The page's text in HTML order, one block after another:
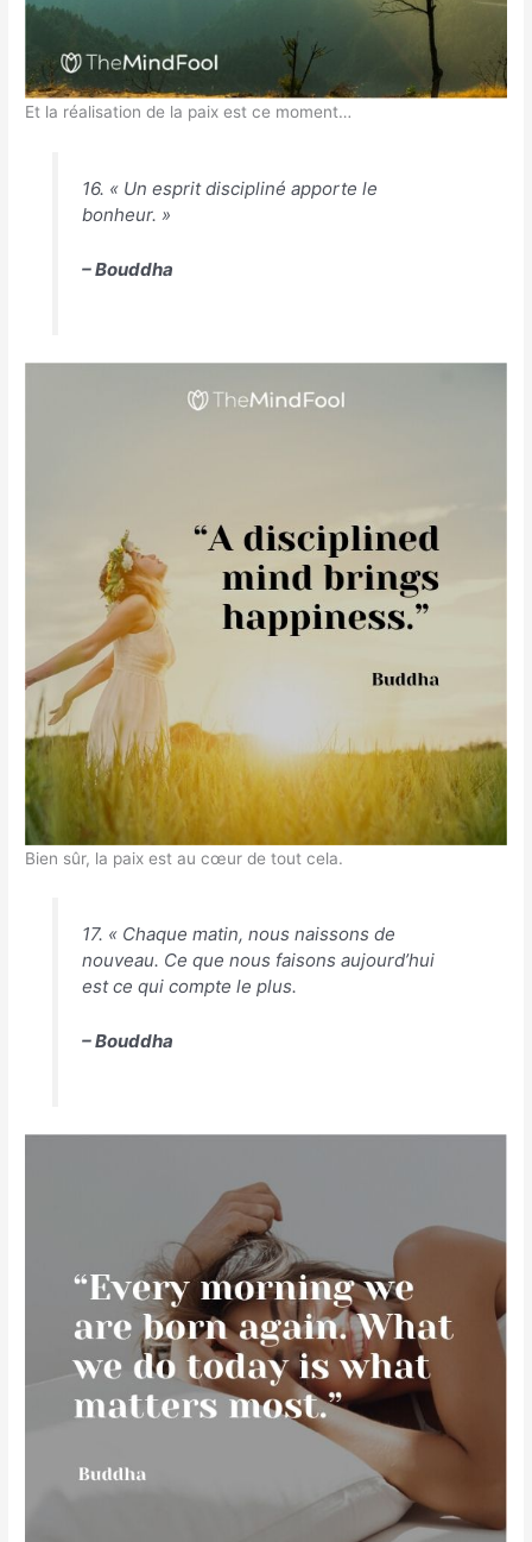
Et la réalisation de la paix est ce moment…
16. « Un esprit discipliné apporte le
bonheur. »
– Bouddha
Bien sûr, la paix est au cœur de tout cela.
17. « Chaque matin, nous naissons de
nouveau. Ce que nous faisons aujourd’hui
est ce qui compte le plus.
– Bouddha